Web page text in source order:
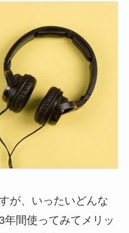
が、いったいどんな
間使ってみてメリッ